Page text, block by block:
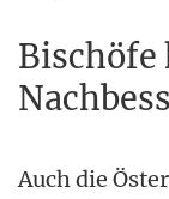
Bischöfe
Auch die